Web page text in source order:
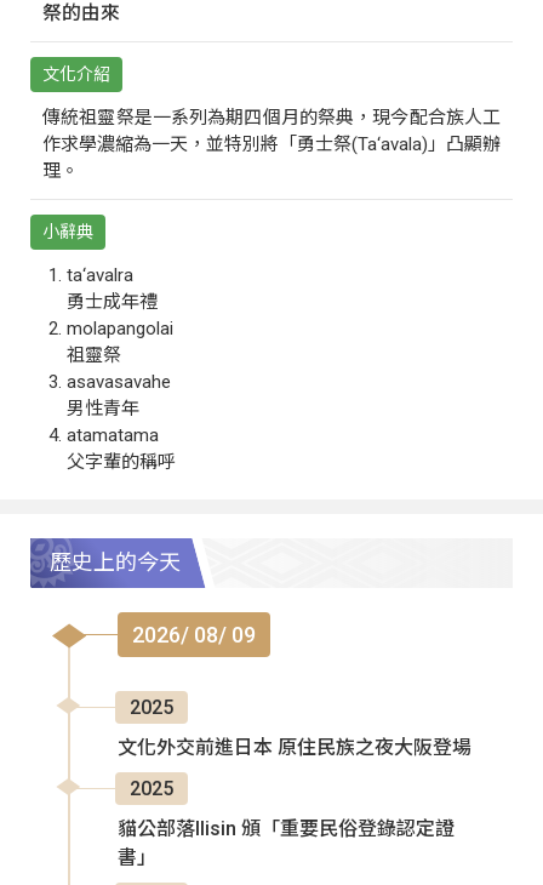
祭的由來
文化介紹
傳統祖靈祭是一系列為期四個月的祭典，現今配合族人工
作求學濃縮為一天，並特別將「勇士祭(Ta‘avala)」凸顯辦
理。
小辭典
ta‘avalra
勇士成年禮
molapangolai
祖靈祭
asavasavahe
男性青年
atamatama
父字輩的稱呼
歷史上的今天
2026/ 08/ 09
2025
文化外交前進日本 原住民族之夜大阪登場
2025
貓公部落Ilisin 頒「重要民俗登錄認定證
書」